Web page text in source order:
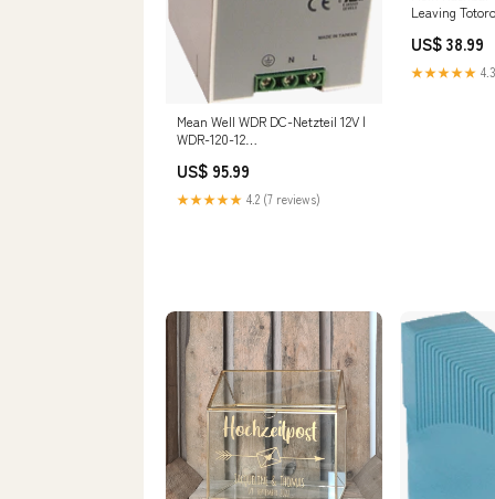
Mean Well WDR DC-Netzteil 12V |
WDR-120-12
tool/Rivet gun
US$ 95.99
★★★★★ 4.2 (7 reviews)
Leaving Totoro
US$ 38.99
★★★★★